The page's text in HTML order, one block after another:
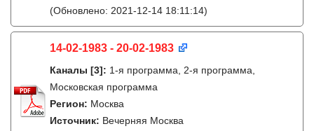
(Обновлено: 2021-12-14 18:11:14)
14-02-1983 - 20-02-1983
Каналы [3]: 1-я программа, 2-я программа,
Московская программа
Регион: Москва
Источник: Вечерняя Москва